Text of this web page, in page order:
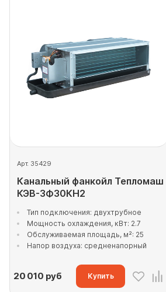
Арт. 35429
Канальный фанкойл Тепломаш
КЭВ-3Ф30КН2
Тип подключения: двухтрубное
Мощность охлаждения, кВт: 2.7
Обслуживаемая площадь, м²: 25
Напор воздуха: средненапорный
20 010 руб Купить